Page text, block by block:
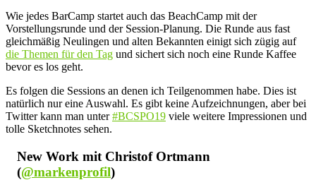
Wie jedes BarCamp startet auch das BeachCamp mit der
Vorstellungsrunde und der Session-Planung. Die Runde aus fast
gleichmäßig Neulingen und alten Bekannten einigt sich zügig auf
die Themen für den Tag und sichert sich noch eine Runde Kaffee
bevor es los geht.
Es folgen die Sessions an denen ich Teilgenommen habe. Dies ist
natürlich nur eine Auswahl. Es gibt keine Aufzeichnungen, aber bei
Twitter kann man unter#BCSPO19 viele weitere Impressionen und
tolle Sketchnotes sehen.
New Work mit Christof Ortmann
(@markenprofil)